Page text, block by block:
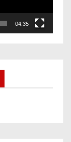
04:35